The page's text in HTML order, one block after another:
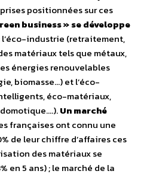
positionnées sur ces
business » se développe
l’éco-industrie (retraitement,
matériaux tels que métaux,
énergies renouvelables
biomasse…) et l’éco-
éco-matériaux,
Un marché
françaises ont connu une
de leur chiffre d’affaires ces
des matériaux se
en 5 ans) ; le marché de la